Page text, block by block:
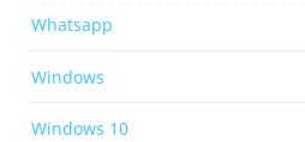
Whatsapp
Windows
Windows 10